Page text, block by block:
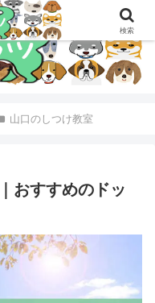
山口のしつけ教室
おすすめのドッ
検索